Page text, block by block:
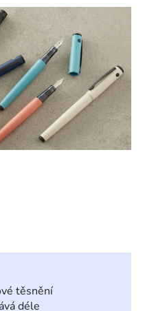
těsnění
déle